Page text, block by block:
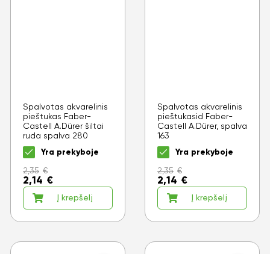
Spalvotas akvarelinis
pieštukas Faber-
Castell A.Dürer šiltai
ruda spalva 280
Yra prekyboje
2,35 €
2,14 €
Į krepšelį
Spalvotas akvarelinis
pieštukasid Faber-
Castell A.Dürer, spalva
163
Yra prekyboje
2,35 €
2,14 €
Į krepšelį